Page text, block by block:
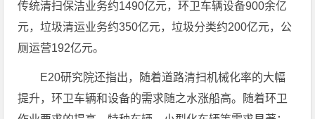
传统清扫保洁业务约1490亿元，环卫车辆设备900余亿
元，垃圾清运业务约350亿元，垃圾分类约200亿元，公
厕运营192亿元。
E20研究院还指出，随着道路清扫机械化率的大幅
提升，环卫车辆和设备的需求随之水涨船高。随着环卫